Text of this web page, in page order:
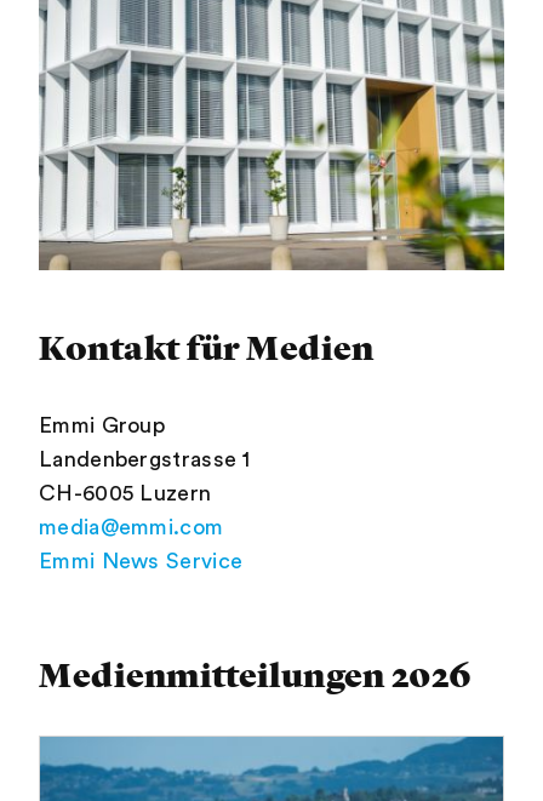
Kontakt für Medien
Emmi Group
Landenbergstrasse 1
CH-6005 Luzern
media@emmi.com
Emmi News Service
Medienmitteilungen 2026